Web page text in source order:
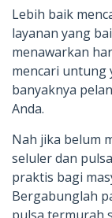
Lebih baik
layanan yang
menawarkan
mencari untung
banyaknya
Anda.
Nah jika belum
seluler dan
praktis bagi
Bergabunglah
pulsa termurah